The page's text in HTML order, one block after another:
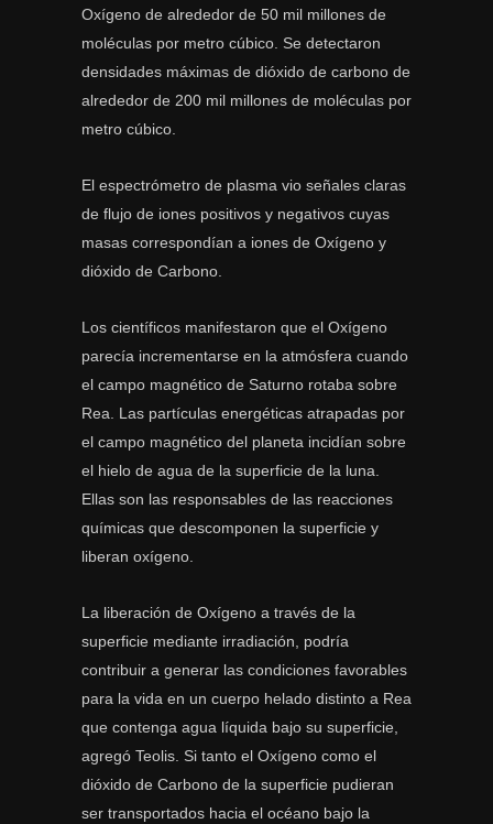
Oxígeno de alrededor de 50 mil millones de
moléculas por metro cúbico. Se detectaron
densidades máximas de dióxido de carbono de
alrededor de 200 mil millones de moléculas por
metro cúbico.
El espectrómetro de plasma vio señales claras
de flujo de iones positivos y negativos cuyas
masas correspondían a iones de Oxígeno y
dióxido de Carbono.
Los científicos manifestaron que el Oxígeno
parecía incrementarse en la atmósfera cuando
el campo magnético de Saturno rotaba sobre
Rea. Las partículas energéticas atrapadas por
el campo magnético del planeta incidían sobre
el hielo de agua de la superficie de la luna.
Ellas son las responsables de las reacciones
químicas que descomponen la superficie y
liberan oxígeno.
La liberación de Oxígeno a través de la
superficie mediante irradiación, podría
contribuir a generar las condiciones favorables
para la vida en un cuerpo helado distinto a Rea
que contenga agua líquida bajo su superficie,
agregó Teolis. Si tanto el Oxígeno como el
dióxido de Carbono de la superficie pudieran
ser transportados hacia el océano bajo la